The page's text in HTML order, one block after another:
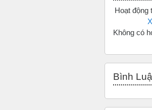
Hoạt động
Không có
Bình